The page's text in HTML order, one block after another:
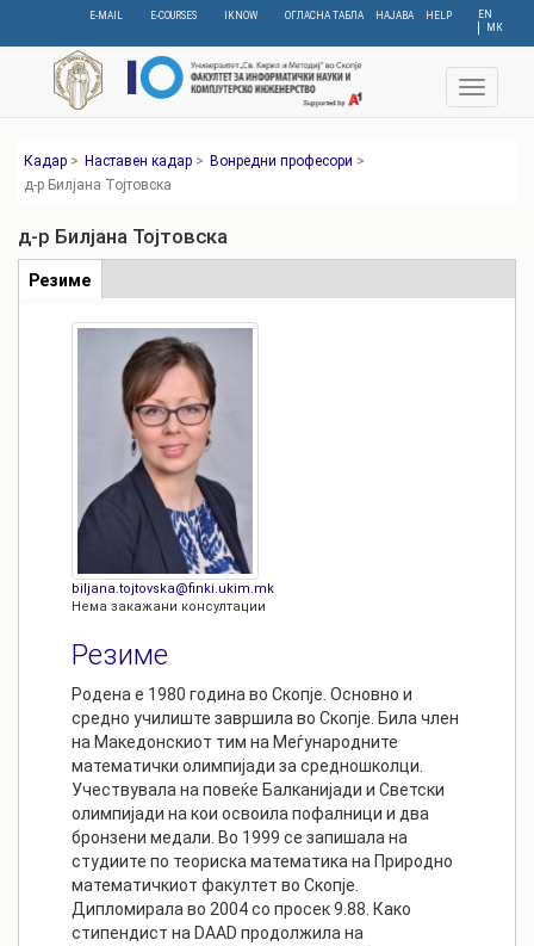
content
EN
МК
E-MAIL E-COURSES IKNOW ОГЛАСНА ТАБЛА НАЈАВА HELP
Toggle
Кадар > Наставен кадар > Вонредни професори >
д-р Билјана Тојтовска
д-р Билјана Тојтовска
Табови
Резиме
tab)
biljana.tojtovska@finki.ukim.mk
Нема закажани консултации
Резиме
Родена е 1980 година во Скопје. Основно и
средно училиште завршила во Скопје. Била член
на Македонскиот тим на Меѓународните
математички олимпијади за средношколци.
Учествувала на повеќе Балканијади и Светски
олимпијади на кои освоила пофалници и два
бронзени медали. Во 1999 се запишала на
студиите по теориска математика на Природно
математичкиот факултет во Скопје.
Дипломирала во 2004 со просек 9.88. Како
стипендист на DAAD продолжила на